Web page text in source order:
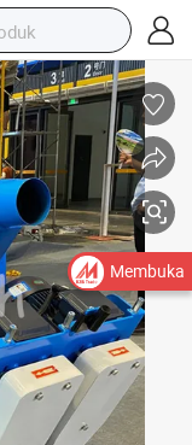
Membuka